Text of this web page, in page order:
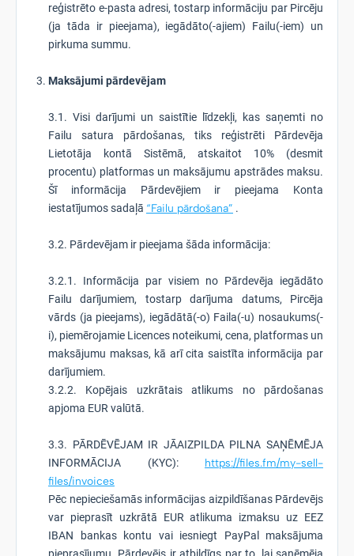
reģistrēto e-pasta adresi, tostarp informāciju par Pircēju
(ja tāda ir pieejama), iegādāto(-ajiem) Failu(-iem) un
pirkuma summu.
Maksājumi pārdevējam
3.1. Visi darījumi un saistītie līdzekļi, kas saņemti no
Failu satura pārdošanas, tiks reģistrēti Pārdevēja
Lietotāja kontā Sistēmā, atskaitot 10% (desmit
procentu) platformas un maksājumu apstrādes maksu.
Šī informācija Pārdevējiem ir pieejama Konta
iestatījumos sadaļā “Failu pārdošana” .
3.2. Pārdevējam ir pieejama šāda informācija:
3.2.1. Informācija par visiem no Pārdevēja iegādāto
Failu darījumiem, tostarp darījuma datums, Pircēja
vārds (ja pieejams), iegādātā(-o) Faila(-u) nosaukums(-
i), piemērojamie Licences noteikumi, cena, platformas un
maksājumu maksas, kā arī cita saistīta informācija par
darījumiem.
3.2.2. Kopējais uzkrātais atlikums no pārdošanas
apjoma EUR valūtā.
3.3. PĀRDĒVĒJAM IR JĀAIZPILDA PILNA SAŅĒMĒJA
INFORMĀCIJA (KYC): https://files.fm/my-sell-
files/invoices
Pēc nepieciešamās informācijas aizpildīšanas Pārdevējs
var pieprasīt uzkrātā EUR atlikuma izmaksu uz EEZ
IBAN bankas kontu vai iesniegt PayPal maksājuma